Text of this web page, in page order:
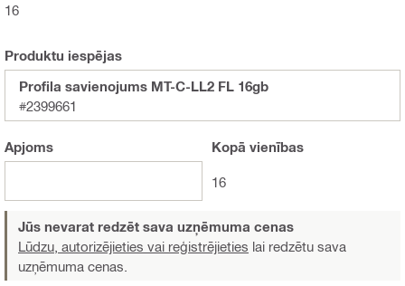
16
Produktu iespējas
Profila savienojums MT-C-LL2 FL 16gb
#2399661
Apjoms Kopā vienības
16
Jūs nevarat redzēt sava uzņēmuma cenas
Lūdzu, autorizējieties vai reģistrējieties lai redzētu sava
uzņēmuma cenas.